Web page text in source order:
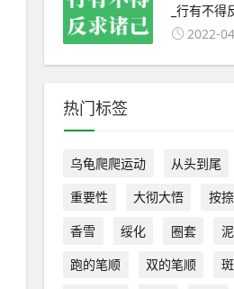
_行有不得
2022-
热门标签
乌龟爬爬运动 从头到尾
重要性
大彻大悟 按捺
香雪
绥化 圈套
跑的笔顺
双的笔顺 斑